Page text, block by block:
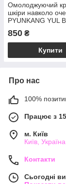
Омолоджуючий
шкіри навколо
PYUNKANG YUL
Time Reverse
25ml
850 ₴
Купити
Про нас
100%
Працює з
м. Київ
Київ, Україна
Контакти
Сьогодні